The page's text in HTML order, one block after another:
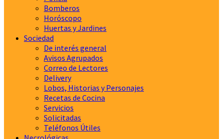
Bomberos
Horóscopo
Huertas y Jardines
Sociedad
De interés general
Avisos Agrupados
Correo de Lectores
Delivery
Lobos, Historias y Personajes
Recetas de Cocina
Servicios
Solicitadas
Teléfonos Útiles